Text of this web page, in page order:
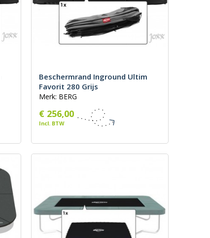
Beschermrand Inground Ultim
Favorit 280 Grijs
Merk: BERG
€ 256,00
Incl. BTW